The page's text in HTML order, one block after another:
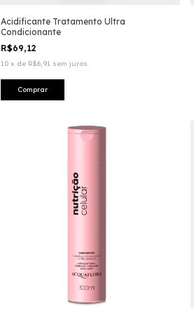
Acidificante Tratamento Ultra
Condicionante
R$69,12
10 x de R$6,91 sem juros